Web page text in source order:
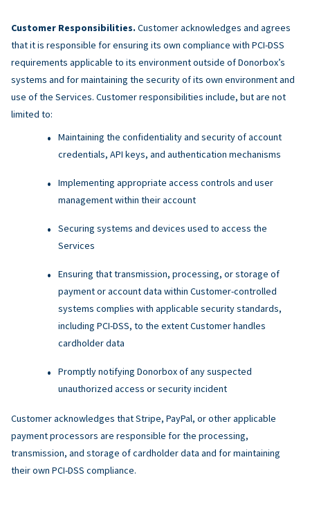
Customer Responsibilities. Customer acknowledges and agrees
that it is responsible for ensuring its own compliance with PCI-DSS
requirements applicable to its environment outside of Donorbox’s
systems and for maintaining the security of its own environment and
use of the Services. Customer responsibilities include, but are not
limited to:
Maintaining the confidentiality and security of account
credentials, API keys, and authentication mechanisms
Implementing appropriate access controls and user
management within their account
Securing systems and devices used to access the
Services
Ensuring that transmission, processing, or storage of
payment or account data within Customer-controlled
systems complies with applicable security standards,
including PCI-DSS, to the extent Customer handles
cardholder data
Promptly notifying Donorbox of any suspected
unauthorized access or security incident
Customer acknowledges that Stripe, PayPal, or other applicable
payment processors are responsible for the processing,
transmission, and storage of cardholder data and for maintaining
their own PCI-DSS compliance.